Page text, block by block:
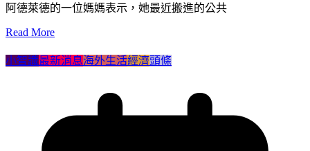
阿德萊德的一位媽媽表示，她最近搬進的公共
Read More
小智識最新消息海外生活經濟頭條